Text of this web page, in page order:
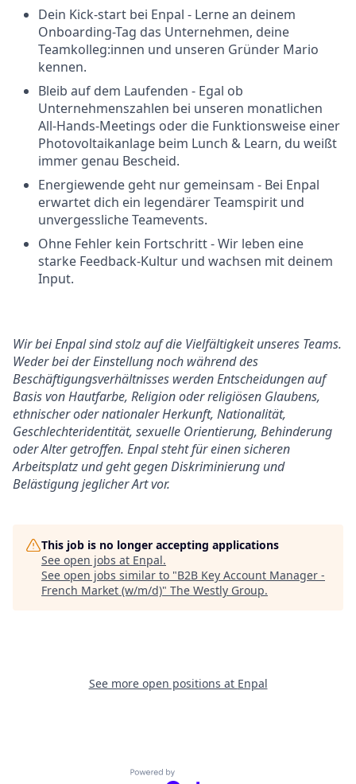
Dein Kick-start bei Enpal - Lerne an deinem
Onboarding-Tag das Unternehmen, deine
Teamkolleg:innen und unseren Gründer Mario
kennen.
Bleib auf dem Laufenden - Egal ob
Unternehmenszahlen bei unseren monatlichen
All-Hands-Meetings oder die Funktionsweise einer
Photovoltaikanlage beim Lunch & Learn, du weißt
immer genau Bescheid.
Energiewende geht nur gemeinsam - Bei Enpal
erwartet dich ein legendärer Teamspirit und
unvergessliche Teamevents.
Ohne Fehler kein Fortschritt - Wir leben eine
starke Feedback-Kultur und wachsen mit deinem
Input.
Wir bei Enpal sind stolz auf die Vielfältigkeit unseres Teams.
Weder bei der Einstellung noch während des
Beschäftigungsverhältnisses werden Entscheidungen auf
Basis von Hautfarbe, Religion oder religiösen Glaubens,
ethnischer oder nationaler Herkunft, Nationalität,
Geschlechteridentität, sexuelle Orientierung, Behinderung
oder Alter getroffen. Enpal steht für einen sicheren
Arbeitsplatz und geht gegen Diskriminierung und
Belästigung jeglicher Art vor.
This job is no longer accepting applications
See open jobs at Enpal.
See open jobs similar to "B2B Key Account Manager -
French Market (w/m/d)" The Westly Group.
See more open positions at Enpal
Powered by Getro.com